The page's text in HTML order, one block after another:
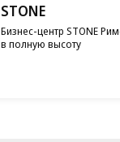
STONE
Бизнес-центр STONE
в полную высоту